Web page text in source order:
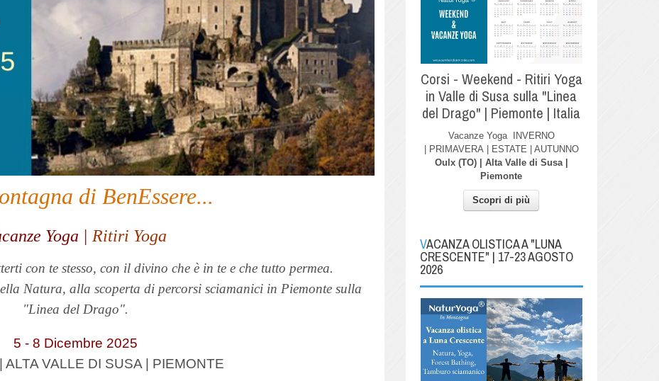
di BenEssere...
Yoga | Ritiri Yoga
con te stesso, con il divino che è in te e che tutto permea.
Natura, alla scoperta di percorsi sciamanici in Piemonte sulla
"Linea del Drago".
5 - 8 Dicembre 2025
ALTA VALLE DI SUSA | PIEMONTE
Corsi - Weekend - Ritiri Yoga
in Valle di Susa sulla "Linea
del Drago" | Piemonte | Italia
Vacanze Yoga INVERNO
| PRIMAVERA | ESTATE | AUTUNNO
Oulx (TO) | Alta Valle di Susa |
Piemonte
Scopri di più
VACANZA OLISTICA A "LUNA
CRESCENTE" | 17-23 AGOSTO
2026